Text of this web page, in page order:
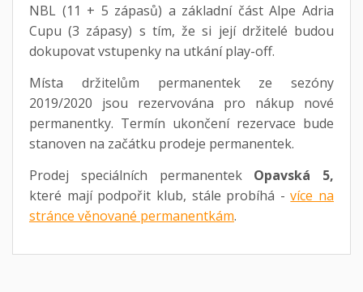
NBL (11 + 5 zápasů) a základní část Alpe Adria
Cupu (3 zápasy) s tím, že si její držitelé budou
dokupovat vstupenky na utkání play-off.
Místa držitelům permanentek ze sezóny
2019/2020 jsou rezervována pro nákup nové
permanentky. Termín ukončení rezervace bude
stanoven na začátku prodeje permanentek.
Prodej speciálních permanentek Opavská 5,
které mají podpořit klub, stále probíhá -více na
stránce věnované permanentkám.